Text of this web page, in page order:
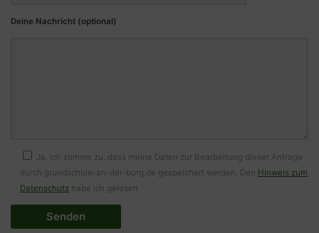
Deine Nachricht (optional)
Ja, ich stimme zu, dass meine Daten zur Bearbeitung dieser Anfrage
durch grundschule-an-der-burg.de gespeichert werden. Den Hinweis zum
Datenschutz habe ich gelesen